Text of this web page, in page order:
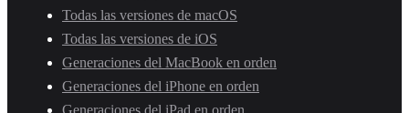
Todas las versiones de macOS
Todas las versiones de iOS
Generaciones del MacBook en orden
Generaciones del iPhone en orden
Generaciones del iPad en orden